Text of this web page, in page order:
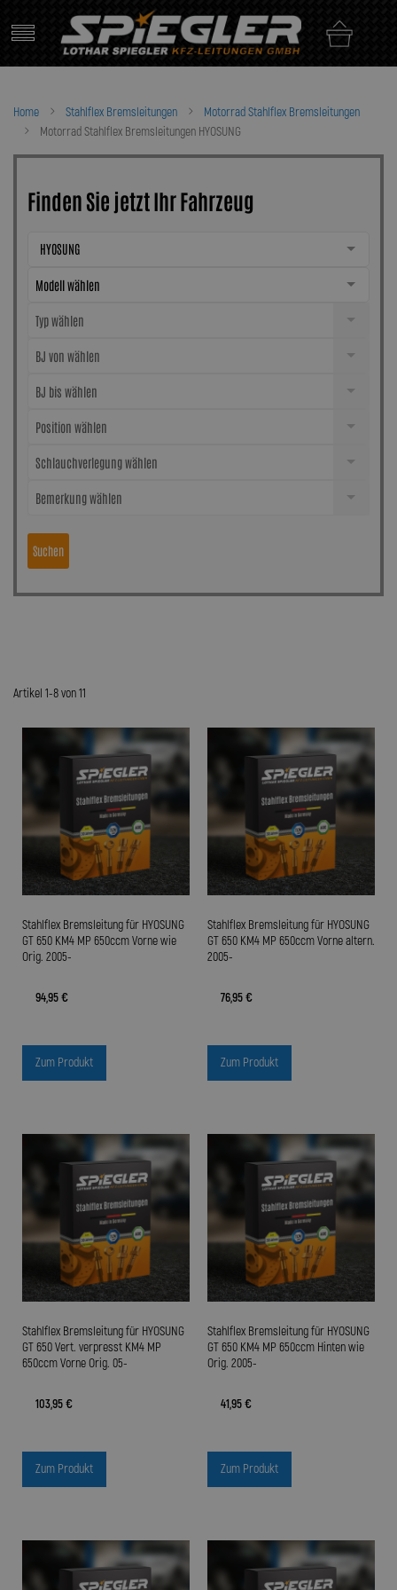
content
Home Stahlflex Bremsleitungen
Motorrad Stahlflex Bremsleitungen
Motorrad Stahlflex Bremsleitungen HYOSUNG
Finden Sie jetzt Ihr Fahrzeug
HYOSUNG
Modell wählen
Typ wählen
BJ von wählen
BJ bis wählen
Position wählen
Schlauchverlegung wählen
Bemerkung wählen
Suchen
Artikel 1-8 von 11
Stahlflex Bremsleitung für HYOSUNG
GT 650 KM4 MP 650ccm Vorne wie
Orig. 2005-
94,95 €
Zum Produkt
Stahlflex Bremsleitung für HYOSUNG
GT 650 KM4 MP 650ccm Vorne altern.
2005-
76,95 €
Zum Produkt
Stahlflex Bremsleitung für HYOSUNG
GT 650 Vert. verpresst KM4 MP
650ccm Vorne Orig. 05-
103,95 €
Zum Produkt
Stahlflex Bremsleitung für HYOSUNG
GT 650 KM4 MP 650ccm Hinten wie
Orig. 2005-
41,95 €
Zum Produkt